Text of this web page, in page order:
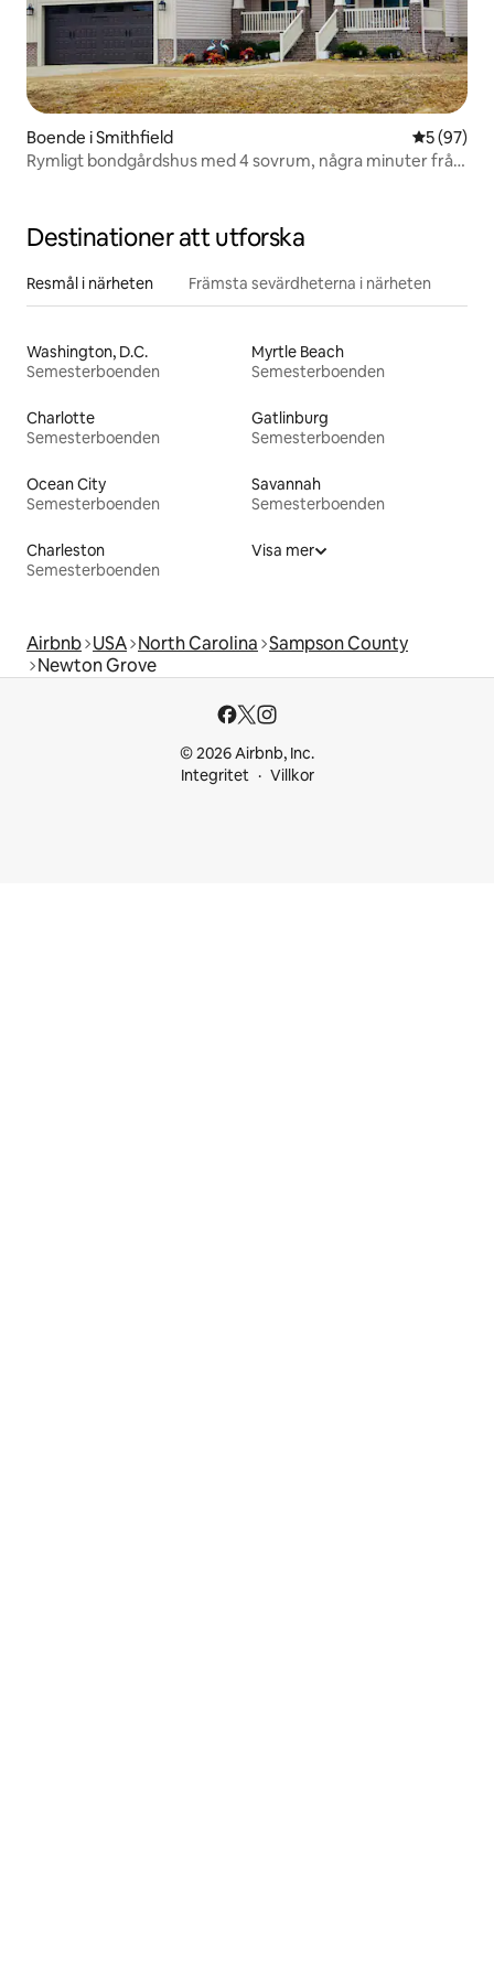
Boende i Smithfield 5 av 5 i
5 (97)
Rymligt bondgårdshus med 4 sovrum, några minuter från
Destinationer att utforska
Resmål i närheten Främsta sevärdheterna i närheten
Washington, D.C.
Semesterboenden
Myrtle Beach
Semesterboenden
Charlotte
Semesterboenden
Gatlinburg
Semesterboenden
Ocean City
Semesterboenden
Savannah
Semesterboenden
Charleston
Semesterboenden
Visa mer
Airbnb USA North Carolina Sampson County
Newton Grove
© 2026 Airbnb, Inc.
Integritet
Villkor